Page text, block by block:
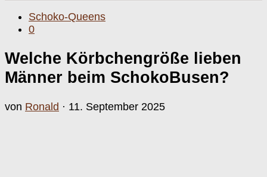
Schoko-Queens
0
Welche Körbchengröße lieben
Männer beim SchokoBusen?
von Ronald · 11. September 2025